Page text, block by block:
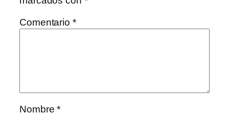
Comentario *
Nombre*